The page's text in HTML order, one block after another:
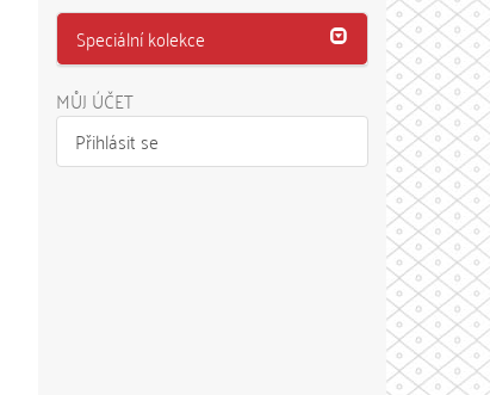
Speciální kolekce
MŮJ ÚČET
Přihlásit se